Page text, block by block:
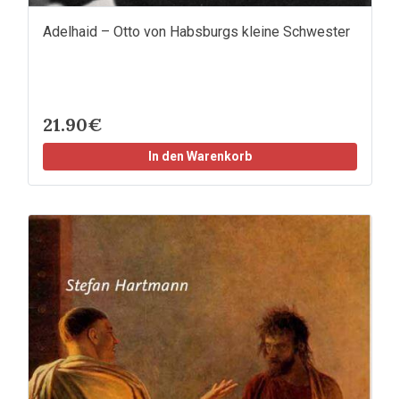
Adelhaid – Otto von Habsburgs kleine Schwester
21.90€
In den Warenkorb